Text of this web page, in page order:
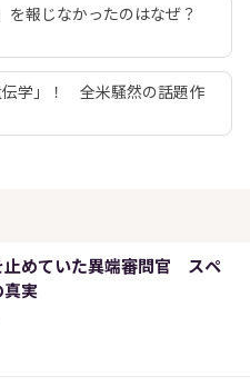
を報じなかったのはなぜ？
伝学」！ 全米騒然の話題作
止めていた異端審問官 スペ
真実